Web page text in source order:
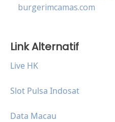
burgerimcamas.com
Link Alternatif
Live HK
Slot Pulsa Indosat
Data Macau